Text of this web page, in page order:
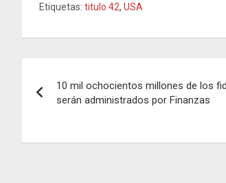
Etiquetas: titulo 42, USA
de
10 mil ochocientos millones de los
serán administrados por Finanzas